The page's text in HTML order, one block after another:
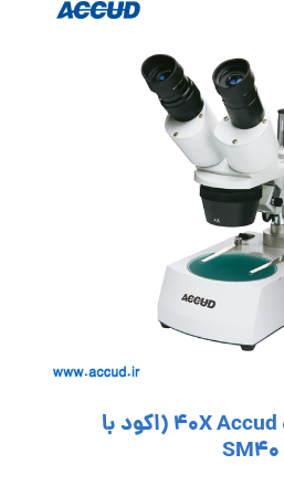
میکروسکوپ استریو 40X Accud (اکود با